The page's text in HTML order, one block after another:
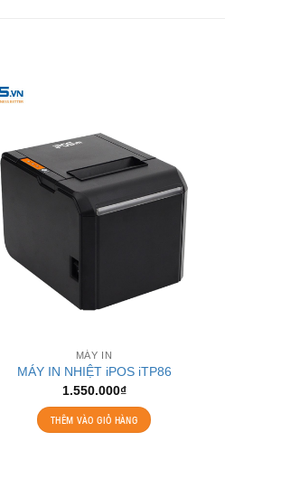
MÁY IN
MÁY IN NHIỆT iPOS iTP86
1.550.000₫
THÊM VÀO GIỎ HÀNG